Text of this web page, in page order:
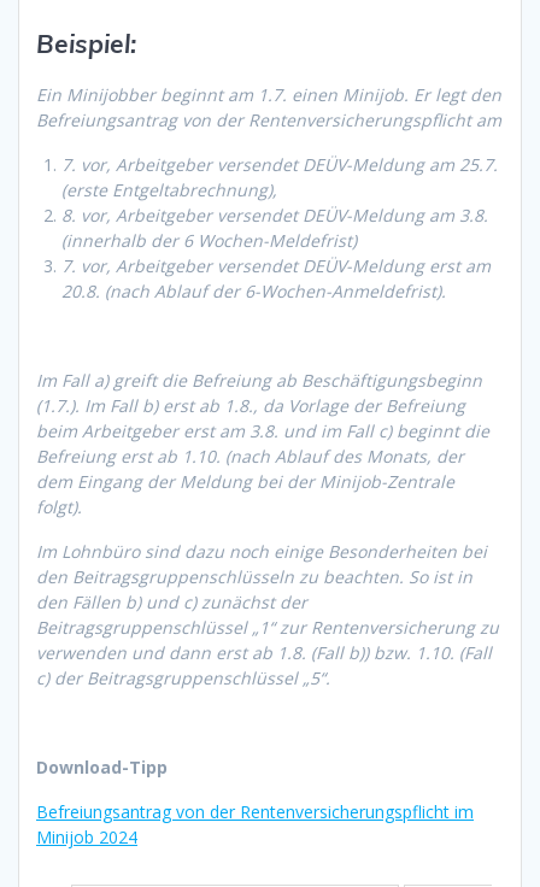
Beispiel:
Ein Minijobber beginnt am 1.7. einen Minijob. Er legt den
Befreiungsantrag von der Rentenversicherungspflicht am
7. vor, Arbeitgeber versendet DEÜV-Meldung am 25.7.
(erste Entgeltabrechnung),
8. vor, Arbeitgeber versendet DEÜV-Meldung am 3.8.
(innerhalb der 6 Wochen-Meldefrist)
7. vor, Arbeitgeber versendet DEÜV-Meldung erst am
20.8. (nach Ablauf der 6-Wochen-Anmeldefrist).
Im Fall a) greift die Befreiung ab Beschäftigungsbeginn
(1.7.). Im Fall b) erst ab 1.8., da Vorlage der Befreiung
beim Arbeitgeber erst am 3.8. und im Fall c) beginnt die
Befreiung erst ab 1.10. (nach Ablauf des Monats, der
dem Eingang der Meldung bei der Minijob-Zentrale
folgt).
Im Lohnbüro sind dazu noch einige Besonderheiten bei
den Beitragsgruppenschlüsseln zu beachten. So ist in
den Fällen b) und c) zunächst der
Beitragsgruppenschlüssel „1“ zur Rentenversicherung zu
verwenden und dann erst ab 1.8. (Fall b)) bzw. 1.10. (Fall
c) der Beitragsgruppenschlüssel „5“.
Download-Tipp
Befreiungsantrag von der Rentenversicherungspflicht im
Minijob 2024